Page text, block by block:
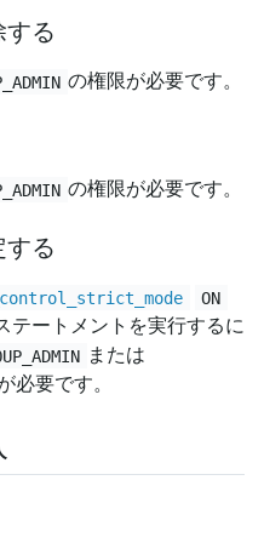
する
の権限が必要です。
の権限が必要です。
する
ON
テートメントを実行するに
または
必要です。